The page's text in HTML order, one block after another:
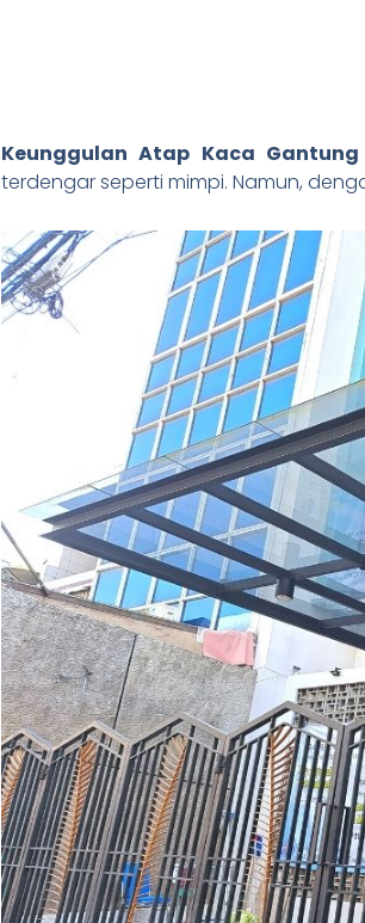
Keunggulan Atap Kaca
terdengar seperti mimpi. Namun,